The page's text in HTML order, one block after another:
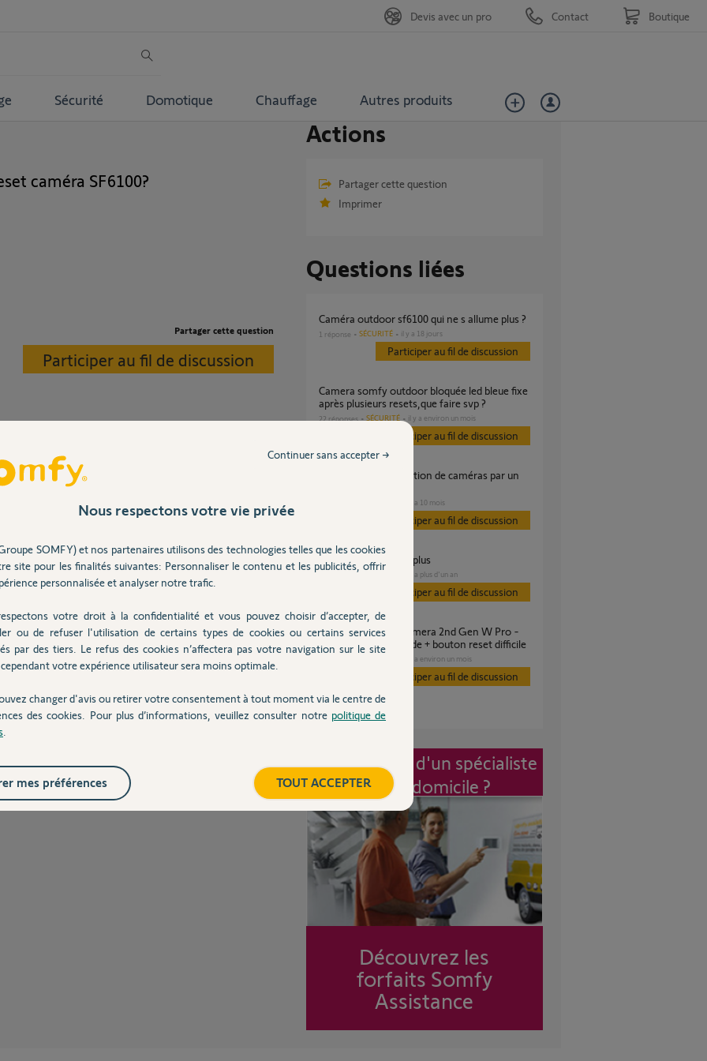
Sécurité Domotique Chauffage Autres produits
Devis avec un pro Contact Boutique
caméra SF6100?
Partager cette question
Participer au fil de discussion
reini...
ans
Posez votre question
Actions
Partager cette question
Imprimer
Questions liées
Caméra outdoor sf6100 qui ne s allume plus ?
1 réponse SÉCURITÉ il y a 18 jours
Participer au fil de discussion
Camera somfy outdoor bloquée led bleue fixe
après plusieurs resets,que faire svp ?
22 réponses SÉCURITÉ il y a environ un mois
Participer au fil de discussion
il y a 10 mois
Participer au fil de discussion
Camera ne s'allume plus
il y a plus d'un an
Participer au fil de discussion
Caméra Outdoor Camera 2nd Gen W Pro -
échec lecture QR code + bouton reset difficile
il y a environ un mois
Participer au fil de discussion
Intervention d'un spécialiste
à mon domicile ?
Découvrez les
forfaits Somfy
Assistance
Nous respectons votre vie privée
SOMFY) et nos partenaires utilisons des technologies telles que les cookies
site pour les finalités suivantes: Personnaliser le contenu et les publicités, offrir
personnalisée et analyser notre trafic.
votre droit à la confidentialité et vous pouvez choisir d’accepter, de
ou de refuser l'utilisation de certains types de cookies ou certains services
par des tiers. Le refus des cookies n’affectera pas votre navigation sur le site
votre expérience utilisateur sera moins optimale.
changer d'avis ou retirer votre consentement à tout moment via le centre de
des cookies. Pour plus d’informations, veuillez consulter notre politique de
Continuer sans accepter →
TOUT ACCEPTER
mes préférences